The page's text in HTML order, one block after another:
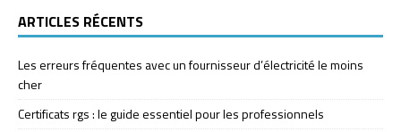
ARTICLES RÉCENTS
Les erreurs fréquentes avec un fournisseur d’électricité le moins
cher
Certificats rgs : le guide essentiel pour les professionnels